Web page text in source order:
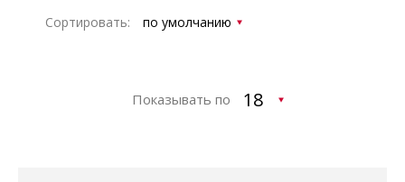
Сортировать:
Показывать по